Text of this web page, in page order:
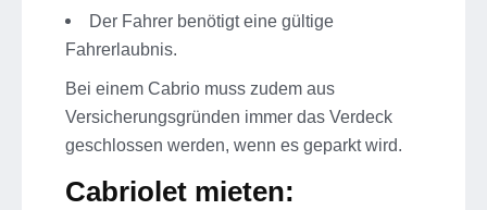
Der Fahrer benötigt eine gültige
Fahrerlaubnis.
Bei einem Cabrio muss zudem aus
Versicherungsgründen immer das Verdeck
geschlossen werden, wenn es geparkt wird.
Cabriolet mieten: